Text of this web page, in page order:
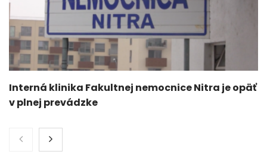
Interná klinika Fakultnej nemocnice Nitra je opäť
v plnej prevádzke